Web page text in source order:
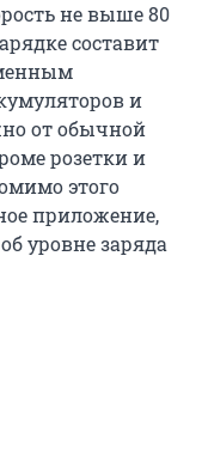
не выше 80
составит
и
от обычной
розетки и
этого
приложение,
уровне заряда